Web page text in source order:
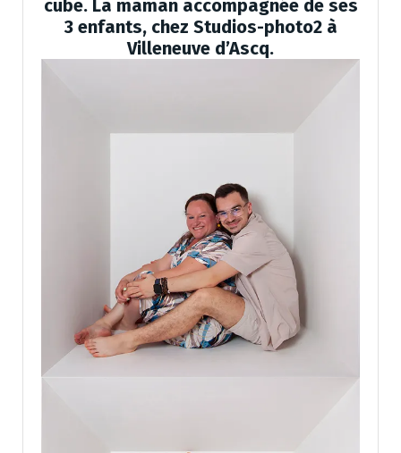
cube. La maman accompagnée de ses
3 enfants, chez Studios-photo2 à
Villeneuve d’Ascq.